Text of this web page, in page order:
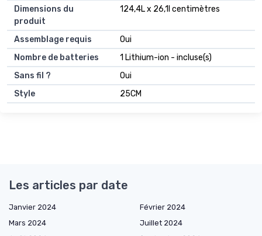
Dimensions du
produit
124,4L x 26,1l centimètres
Assemblage requis
Oui
Nombre de batteries
1 Lithium-ion - incluse(s)
Sans fil ?
Oui
Style
25CM
Les articles par date
Janvier 2024
Février 2024
Mars 2024
Juillet 2024